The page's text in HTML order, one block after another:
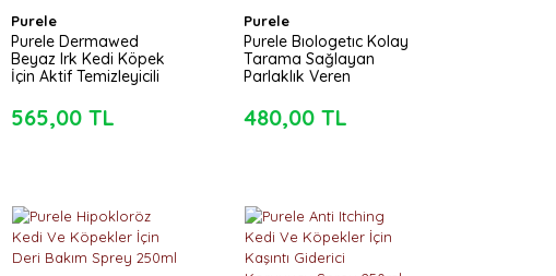
Purele
Purele Dermawed
Beyaz Irk Kedi Köpek
İçin Aktif Temizleyicili
565,00 TL
Purele
Purele Bıologetıc Kolay
Tarama Sağlayan
Parlaklık Veren
480,00 TL